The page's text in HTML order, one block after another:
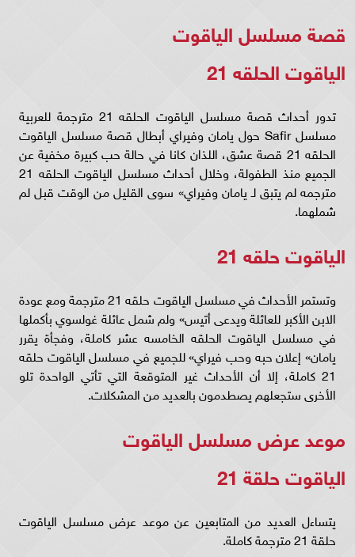
قصة مسلسل الياقوت
الياقوت الحلقه 21
تدور أحداث قصة مسلسل الياقوت الحلقه 21 مترجمة للعربية
مسلسل Safir حول يامان وفيراي أبطال قصة مسلسل الياقوت
الحلقه 21 قصة عشق، اللذان كانا في حالة حب كبيرة مخفية عن
الجميع منذ الطفولة، وخلال أحداث مسلسل الياقوت الحلقه 21
مترجمه لم يتبق لـ يامان وفيراي» سوى القليل من الوقت قبل لم
شملهما.
الياقوت حلقه 21
وتستمر الأحداث في مسلسل الياقوت حلقه 21 مترجمة ومع عودة
الابن الأكبر للعائلة ويدعى أتيس» ولم شمل عائلة غولسوي بأكملها
في مسلسل الياقوت الحلقه الخامسه عشر كاملة، وفجأة يقرر
يامان» إعلان حبه وحب فيراي» للجميع في مسلسل الياقوت حلقه
21 كاملة، إلا أن الأحداث غير المتوقعة التي تأتي الواحدة تلو
الأخرى ستجعلهم يصطدمون بالعديد من المشكلات.
موعد عرض مسلسل الياقوت
الياقوت حلقة 21
يتساءل العديد من المتابعين عن موعد عرض مسلسل الياقوت
حلقة 21 مترجمة كاملة.